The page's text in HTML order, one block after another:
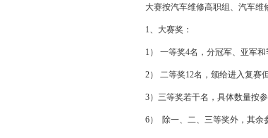
大赛按汽车维修高职组、汽车维修
1、大赛奖：
1） 一等奖4名，分冠军、亚军和
2） 二等奖12名，颁给进入复赛但
3）三等奖若干名，具体数量按参
6） 除一、二、三等奖外，其余参